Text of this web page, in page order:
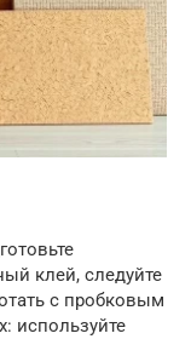
клей, следуйте
с пробковым
используйте